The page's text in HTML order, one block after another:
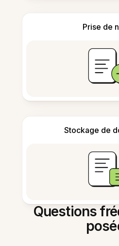
Prise de
Stockage de
Questions